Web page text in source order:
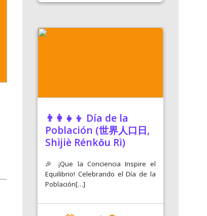
👨‍👩‍👧‍👦 Día de la
Población (世界人口日,
Shìjiè Rénkǒu Rì)
🎉 ¡Que la Conciencia Inspire el
Equilibrio! Celebrando el Día de la
Población[…]